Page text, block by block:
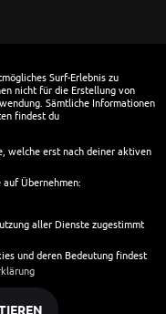
- 18:00
- 18:00
- 18:00
- 18:00
- 18:00
Surf-Erlebnis zu
nicht für die Erstellung von
Sämtliche Informationen
findest du
welche erst nach deiner aktiven
Übernehmen:
aller Dienste zugestimmt
und deren Bedeutung findest